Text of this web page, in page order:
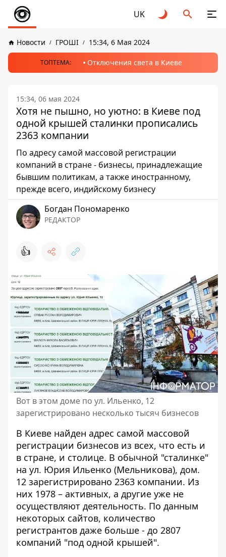
UK
Новости ГРОШІ 15:34, 6 Мая 2024
ТОПТЕМА: Отключения света в Киеве
15:34, 06 мая 2024
Хотя не пышно, но уютно: в Киеве под
одной крышей сталинки прописались
2363 компании
По адресу самой массовой регистрации
компаний в стране - бизнесы, принадлежащие
бывшим политикам, а также иностранному,
прежде всего, индийскому бизнесу
Богдан Пономаренко
РЕДАКТОР
👍
Вот в этом доме по ул. Ильенко, 12
зарегистрировано несколько тысяч бизнесов
В Киеве найден адрес самой массовой
регистрации бизнесов из всех, что есть и
в стране, и столице. В обычной "сталинке"
на ул. Юрия Ильенко (Мельникова), дом.
12 зарегистрировано 2363 компании. Из
них 1978 – активных, а другие уже не
осуществляют деятельность. По данным
некоторых сайтов, количество
регистрантов даже больше - до 2807
компаний "под одной крышей".